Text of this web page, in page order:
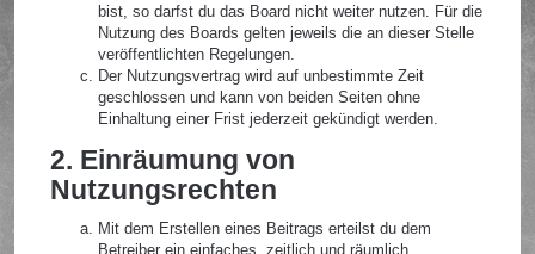
bist, so darfst du das Board nicht weiter nutzen. Für die
Nutzung des Boards gelten jeweils die an dieser Stelle
veröffentlichten Regelungen.
Der Nutzungsvertrag wird auf unbestimmte Zeit
geschlossen und kann von beiden Seiten ohne
Einhaltung einer Frist jederzeit gekündigt werden.
2. Einräumung von
Nutzungsrechten
Mit dem Erstellen eines Beitrags erteilst du dem
Betreiber ein einfaches, zeitlich und räumlich